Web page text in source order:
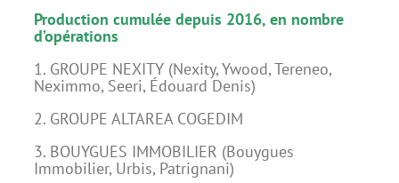
Production cumulée depuis 2016, en nombre
d’opérations
1. GROUPE NEXITY (Nexity, Ywood, Tereneo,
Neximmo, Seeri, Édouard Denis)
2. GROUPE ALTAREA COGEDIM
3. BOUYGUES IMMOBILIER (Bouygues
Immobilier, Urbis, Patrignani)